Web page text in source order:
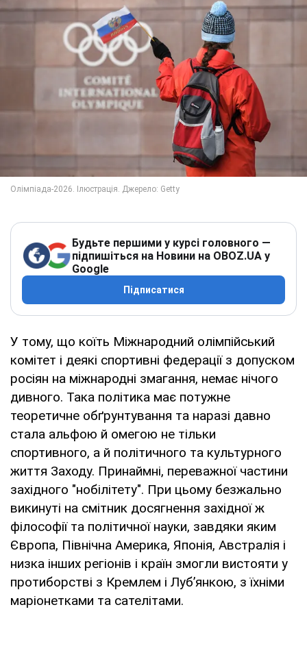
Будьте першими у курсі головного —
підпишіться на Новини на OBOZ.UA у
Google
Підписатися
У тому, що коїть Міжнародний олімпійський
комітет і деякі спортивні федерації з допуском
росіян на міжнародні змагання, немає нічого
дивного. Така політика має потужне
теоретичне обґрунтування та наразі давно
стала альфою й омегою не тільки
спортивного, а й політичного та культурного
життя Заходу. Принаймні, переважної частини
західного "нобілітету". При цьому безжально
викинуті на смітник досягнення західної ж
філософії та політичної науки, завдяки яким
Європа, Північна Америка, Японія, Австралія і
низка інших регіонів і країн змогли вистояти у
протиборстві з Кремлем і Луб’янкою, з їхніми
маріонетками та сателітами.